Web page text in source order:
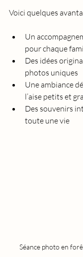
Voici quelques
Un
pour chaque
Des idées
photos uniques
Une ambiance
l’aise petits et
Des souvenirs
toute une vie
Séance photo en